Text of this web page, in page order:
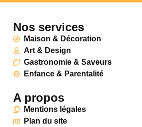
Nos services
Maison & Décoration
Art & Design
Gastronomie & Saveurs
Enfance & Parentalité
A propos
Mentions légales
Plan du site